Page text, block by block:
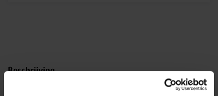
Beschrijving